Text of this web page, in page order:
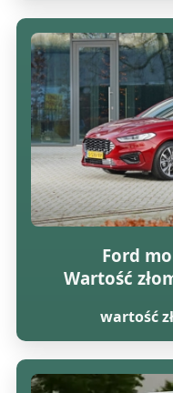
Ford
Wartość
wartość